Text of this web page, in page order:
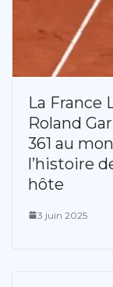
La France
Roland
361 au
l’histoire
hôte
3 juin 2025